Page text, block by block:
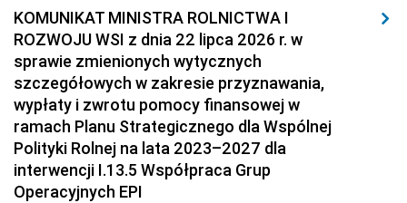
KOMUNIKAT MINISTRA ROLNICTWA I
ROZWOJU WSI z dnia 22 lipca 2026 r. w
sprawie zmienionych wytycznych
szczegółowych w zakresie przyznawania,
wypłaty i zwrotu pomocy finansowej w
ramach Planu Strategicznego dla Wspólnej
Polityki Rolnej na lata 2023–2027 dla
interwencji I.13.5 Współpraca Grup
Operacyjnych EPI